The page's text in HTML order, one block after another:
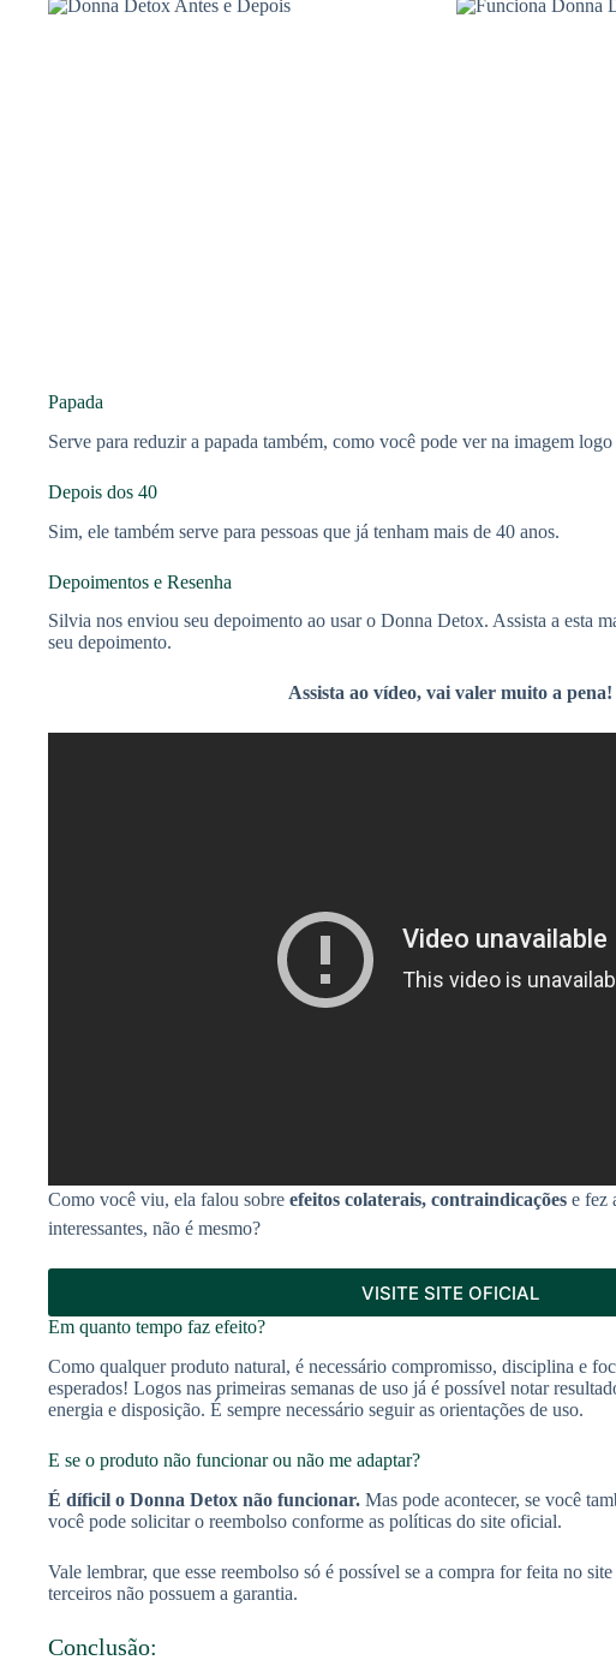
Papada
Serve para reduzir a papada também, como você pode ver na imagem logo
Depois dos 40
Sim, ele também serve para pessoas que já tenham mais de 40 anos.
Depoimentos e Resenha
Silvia nos enviou seu depoimento ao usar o Donna Detox. Assista a esta
seu depoimento.
Assista ao vídeo, vai valer muito a pena!
Como você viu, ela falou sobre efeitos colaterais, contraindicações e fez
interessantes, não é mesmo?
VISITE SITE OFICIAL
Em quanto tempo faz efeito?
Como qualquer produto natural, é necessário compromisso, disciplina e
esperados! Logos nas primeiras semanas de uso já é possível notar
energia e disposição. É sempre necessário seguir as orientações de uso.
E se o produto não funcionar ou não me adaptar?
É díficil o Donna Detox não funcionar. Mas pode acontecer, se você
você pode solicitar o reembolso conforme as políticas do site oficial.
Vale lembrar, que esse reembolso só é possível se a compra for feita no
terceiros não possuem a garantia.
Conclusão: